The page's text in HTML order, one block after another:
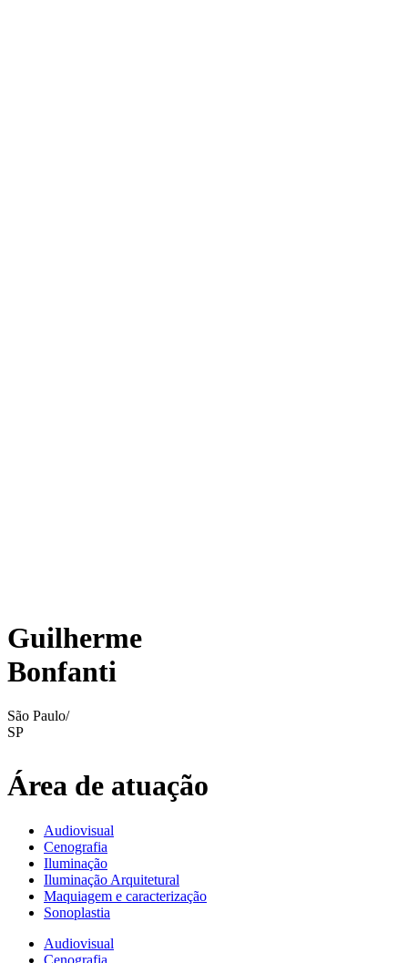
Guilherme
Bonfanti
São Paulo/
SP
Área de atuação
Audiovisual
Cenografia
Iluminação
Iluminação Arquitetural
Maquiagem e caracterização
Sonoplastia
Audiovisual
Cenografia